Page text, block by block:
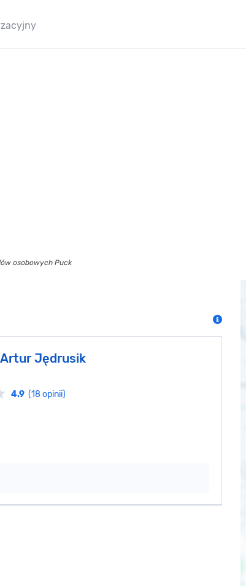
osobowych Puck
Jędrusik
4.9 (18 opinii)